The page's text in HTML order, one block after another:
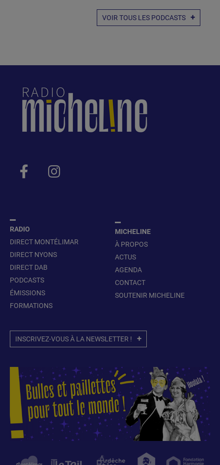
VOIR TOUS LES PODCASTS
RADIO
DIRECT MONTÉLIMAR
DIRECT NYONS
DIRECT DAB
PODCASTS
ÉMISSIONS
FORMATIONS
MICHELINE
À PROPOS
ACTUS
AGENDA
CONTACT
SOUTENIR MICHELINE
INSCRIVEZ-VOUS À LA NEWSLETTER !